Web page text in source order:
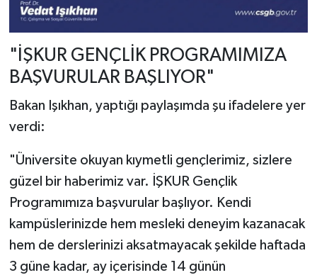
"İŞKUR GENÇLİK PROGRAMIMIZA
BAŞVURULAR BAŞLIYOR"
Bakan Işıkhan, yaptığı paylaşımda şu ifadelere yer
verdi:
"Üniversite okuyan kıymetli gençlerimiz, sizlere
güzel bir haberimiz var. İŞKUR Gençlik
Programımıza başvurular başlıyor. Kendi
kampüslerinizde hem mesleki deneyim kazanacak
hem de derslerinizi aksatmayacak şekilde haftada
3 güne kadar, ay içerisinde 14 günün